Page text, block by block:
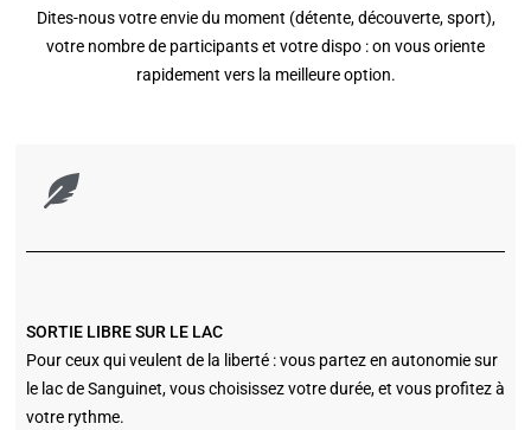
Dites-nous votre envie du moment (détente, découverte, sport),
votre nombre de participants et votre dispo : on vous oriente
rapidement vers la meilleure option.
SORTIE LIBRE SUR LE LAC
Pour ceux qui veulent de la liberté : vous partez en autonomie sur
le lac de Sanguinet, vous choisissez votre durée, et vous profitez à
votre rythme.